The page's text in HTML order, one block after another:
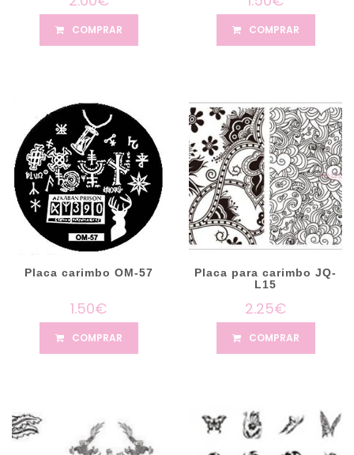
COMPRAR COMPRAR
Placa carimbo OM-57
1.50€
COMPRAR
Placa para carimbo JQ-
L15
2.25€
COMPRAR